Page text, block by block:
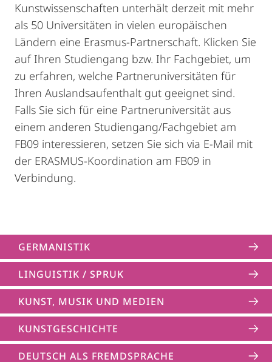
Kunstwissenschaften unterhält derzeit mit mehr
als 50 Universitäten in vielen europäischen
Ländern eine Erasmus-Partnerschaft. Klicken Sie
auf Ihren Studiengang bzw. Ihr Fachgebiet, um
zu erfahren, welche Partneruniversitäten für
Ihren Auslandsaufenthalt gut geeignet sind.
Falls Sie sich für eine Partneruniversität aus
einem anderen Studiengang/Fachgebiet am
FB09 interessieren, setzen Sie sich via E-Mail mit
der ERASMUS-Koordination am FB09 in
Verbindung.
GERMANISTIK
LINGUISTIK / SPRUK
KUNST, MUSIK UND MEDIEN
KUNSTGESCHICHTE
DEUTSCH ALS FREMDSPRACHE